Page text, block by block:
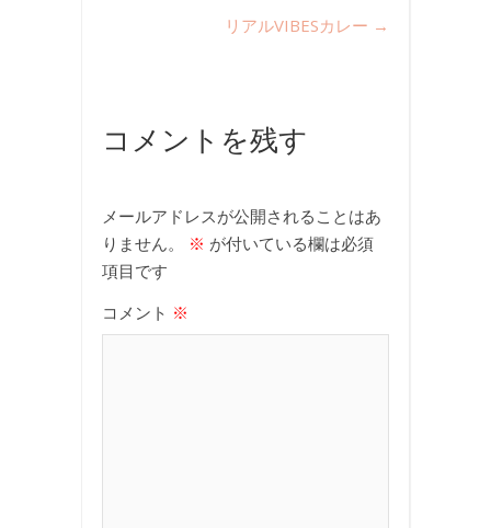
リアルVIBESカレー →
コメントを残す
メールアドレスが公開されることはあ
りません。
※ が付いている欄は必須
項目です
コメント ※